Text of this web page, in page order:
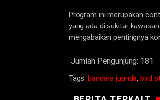
Program ini merupakan
yang ada di sekitar
mengabaikan pentingnya
Jumlah Pengunjung: 181
Tags: bandara juanda, bird